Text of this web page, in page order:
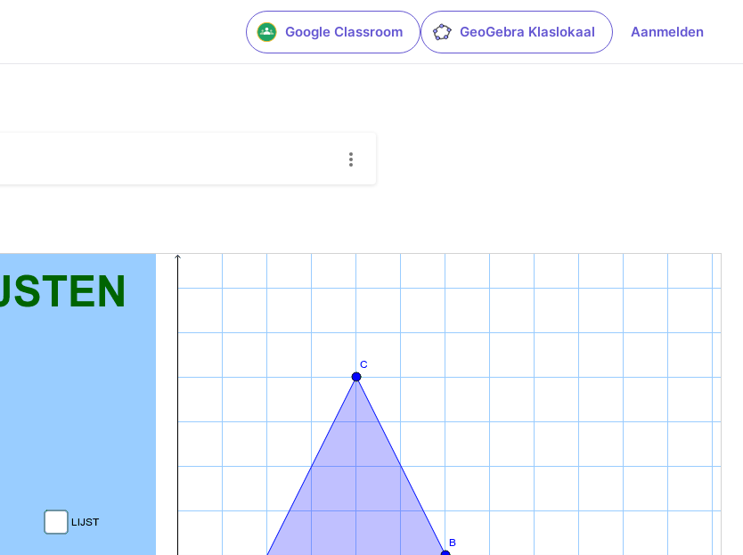
Google Classroom GeoGebra Klaslokaal Aanmelden